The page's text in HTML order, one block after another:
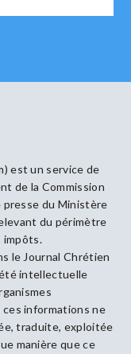
est un service de
de la Commission
du Ministère
du périmètre
impôts.
le Journal Chrétien
intellectuelle
informations ne
traduite, exploitée
manière que ce